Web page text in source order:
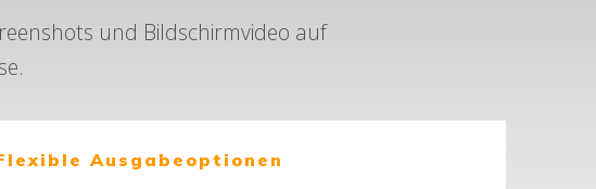
und Bildschirmvideo auf
Ausgabeoptionen